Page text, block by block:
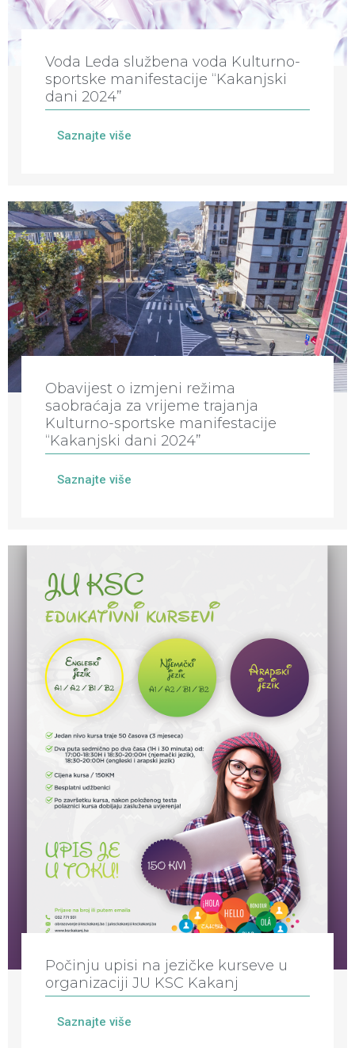
Voda Leda službena voda Kulturno-
sportske manifestacije “Kakanjski
dani 2024”
Saznajte više
Obavijest o izmjeni režima
saobraćaja za vrijeme trajanja
Kulturno-sportske manifestacije
“Kakanjski dani 2024”
Saznajte više
Počinju upisi na jezičke kurseve u
organizaciji JU KSC Kakanj
Saznajte više